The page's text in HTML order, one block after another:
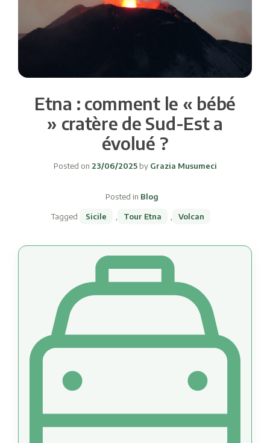
Etna : comment le « bébé
» cratère de Sud-Est a
évolué ?
Posted on 23/06/2025byGrazia Musumeci
Posted in Blog
Tagged Sicile Tour Etna Volcan